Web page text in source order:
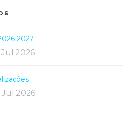
2027
Jul 2026
Jul 2026